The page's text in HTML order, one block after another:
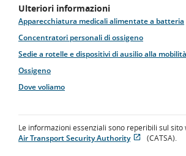
Ulteriori informazioni
Apparecchiatura medicali alimentate a batteria
Concentratori personali di ossigeno
Sedie a rotelle e dispositivi di ausilio alla mobilità
Ossigeno
Dove voliamo
Le informazioni essenziali sono reperibili sul sito
Air Transport Security Authority
(CATSA).